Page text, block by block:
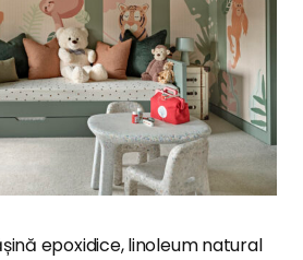
epoxidice, linoleum natural